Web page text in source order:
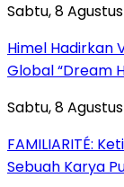
Sabtu, 8
Himel Hadirkan
Global “Dream
Sabtu, 8
FAMILIARITÉ:
Sebuah Karya